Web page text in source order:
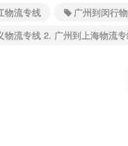
物流专线
广州到闵行
物流专线 2. 广州到上海物流